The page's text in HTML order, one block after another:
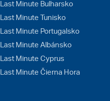
Last Minute Bulharsko
Last Minute Tunisko
Last Minute Portugalsko
Last Minute Albánsko
Last Minute Cyprus
Last Minute Čierna Hora